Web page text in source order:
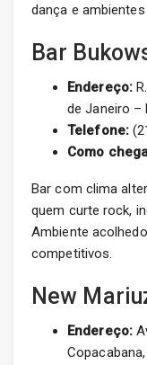
dança e
Bar
Endereço:
de Janeiro –
Telefone:
Como
Bar com clima
quem curte rock,
Ambiente
competitivos.
New
Endereço: